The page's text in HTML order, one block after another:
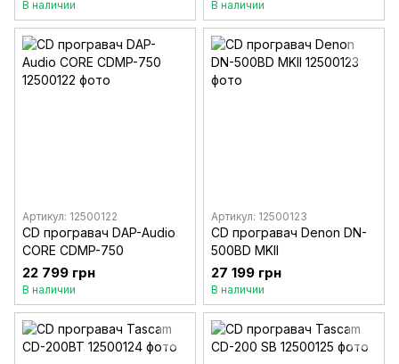
В наличии В наличии
Артикул: 12500122
CD програвач DAP-Audio
CORE CDMP-750
22 799 грн
В наличии
Артикул: 12500123
CD програвач Denon DN-
500BD MKII
27 199 грн
В наличии